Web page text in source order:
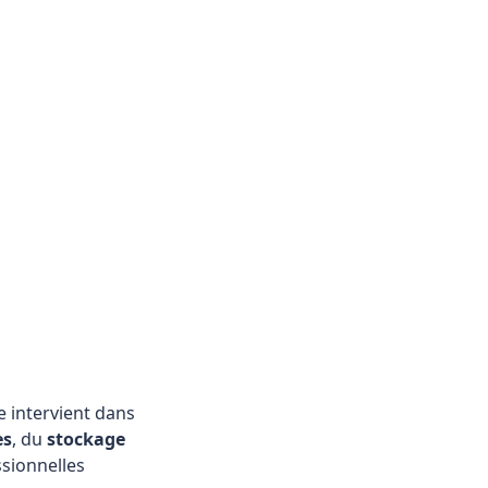
dans un rayon
sécurisé et du